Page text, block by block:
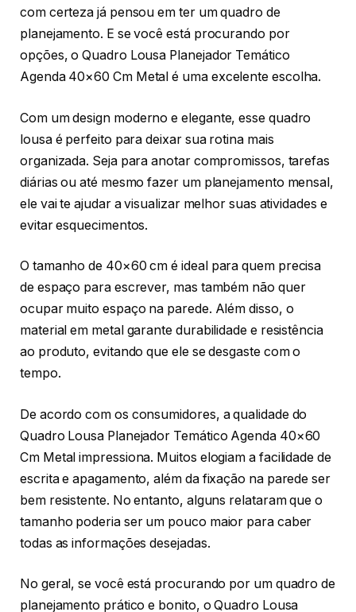
com certeza já pensou em ter um quadro de
planejamento. E se você está procurando por
opções, o Quadro Lousa Planejador Temático
Agenda 40×60 Cm Metal é uma excelente escolha.
Com um design moderno e elegante, esse quadro
lousa é perfeito para deixar sua rotina mais
organizada. Seja para anotar compromissos, tarefas
diárias ou até mesmo fazer um planejamento mensal,
ele vai te ajudar a visualizar melhor suas atividades e
evitar esquecimentos.
O tamanho de 40×60 cm é ideal para quem precisa
de espaço para escrever, mas também não quer
ocupar muito espaço na parede. Além disso, o
material em metal garante durabilidade e resistência
ao produto, evitando que ele se desgaste com o
tempo.
De acordo com os consumidores, a qualidade do
Quadro Lousa Planejador Temático Agenda 40×60
Cm Metal impressiona. Muitos elogiam a facilidade de
escrita e apagamento, além da fixação na parede ser
bem resistente. No entanto, alguns relataram que o
tamanho poderia ser um pouco maior para caber
todas as informações desejadas.
No geral, se você está procurando por um quadro de
planejamento prático e bonito, o Quadro Lousa